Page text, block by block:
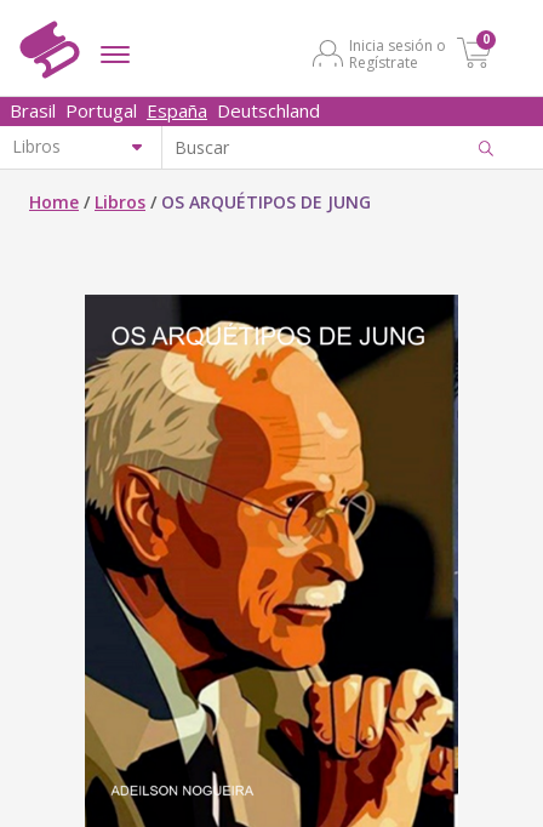
Inicia sesión o
Regístrate
0
Brasil Portugal España Deutschland
Home / Libros / OS ARQUÉTIPOS DE JUNG